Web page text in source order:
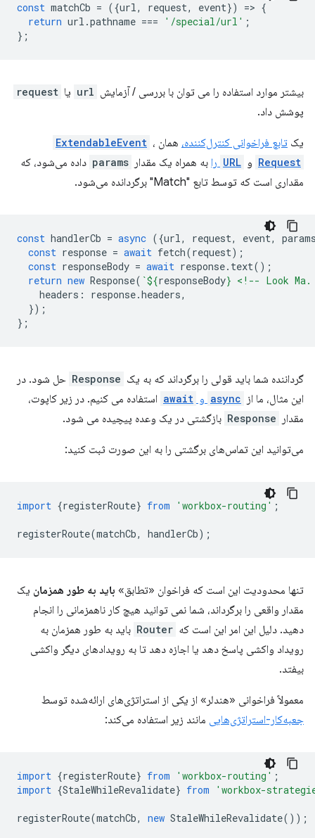
const matchCb = ({url, request, event}) => {
return url .pathname === '/special/url' ;
};
بیشتر موارد استفاده را می توان با بررسی / آزمایش url یا request
پوشش داد.
یک تابع فراخوانی کنترل‌کننده، همان ExtendableEvent ،
Request و URL را به همراه یک مقدار params داده می‌شود، که
مقداری است که توسط تابع "Match" برگردانده می‌شود.
const handlerCb = async ({url, request, event,
const response = await fetch(request);
const responseBody = await response. text();
return new Response( `${responseBody} <!-- Look Ma.
headers : response.headers,
});
};
گرداننده شما باید قولی را برگرداند که به یک Response حل شود. در
این مثال، ما از async و await استفاده می کنیم. در زیر کاپوت،
مقدار
Response بازگشتی در یک وعده پیچیده می شود.
می‌توانید این تماس‌های برگشتی را به این صورت ثبت کنید:
import {registerRoute} from 'workbox-routing' ;
registerRoute(matchCb, handlerCb);
تنها محدودیت این است که فراخوان «تطابق» باید به طور همزمان یک
مقدار واقعی را برگرداند، شما نمی توانید هیچ کار ناهمزمانی را انجام
دهید. دلیل این امر این است که Router باید به طور همزمان به
رویداد واکشی پاسخ دهد یا اجازه دهد تا به رویدادهای دیگر واکشی
بیفتد.
معمولاً فراخوانی «هندلر» از یکی از استراتژی‌های ارائه‌شده توسط
جعبه‌کار-استراتژی‌هایی مانند زیر استفاده می‌کند:
import {registerRoute} from 'workbox-routing' ;
import {StaleWhileRevalidate} from 'workbox-
registerRoute(matchCb, new StaleWhileRevalidate());